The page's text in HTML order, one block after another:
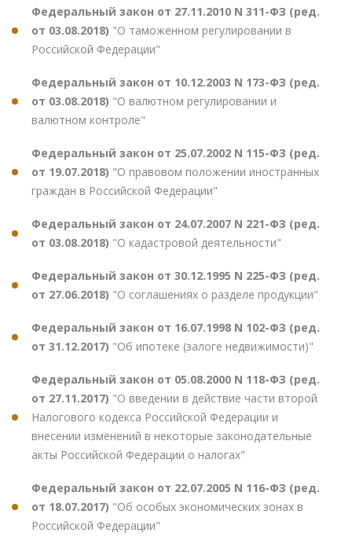
Федеральный закон от 27.11.2010 N 311-ФЗ (ред.
от 03.08.2018) "О таможенном регулировании в
Российской Федерации"
Федеральный закон от 10.12.2003 N 173-ФЗ (ред.
от 03.08.2018) "О валютном регулировании и
валютном контроле"
Федеральный закон от 25.07.2002 N 115-ФЗ (ред.
от 19.07.2018) "О правовом положении иностранных
граждан в Российской Федерации"
Федеральный закон от 24.07.2007 N 221-ФЗ (ред.
от 03.08.2018) "О кадастровой деятельности"
Федеральный закон от 30.12.1995 N 225-ФЗ (ред.
от 27.06.2018) "О соглашениях о разделе продукции"
Федеральный закон от 16.07.1998 N 102-ФЗ (ред.
от 31.12.2017) "Об ипотеке (залоге недвижимости)"
Федеральный закон от 05.08.2000 N 118-ФЗ (ред.
от 27.11.2017) "О введении в действие части второй
Налогового кодекса Российской Федерации и
внесении изменений в некоторые законодательные
акты Российской Федерации о налогах"
Федеральный закон от 22.07.2005 N 116-ФЗ (ред.
от 18.07.2017) "Об особых экономических зонах в
Российской Федерации"